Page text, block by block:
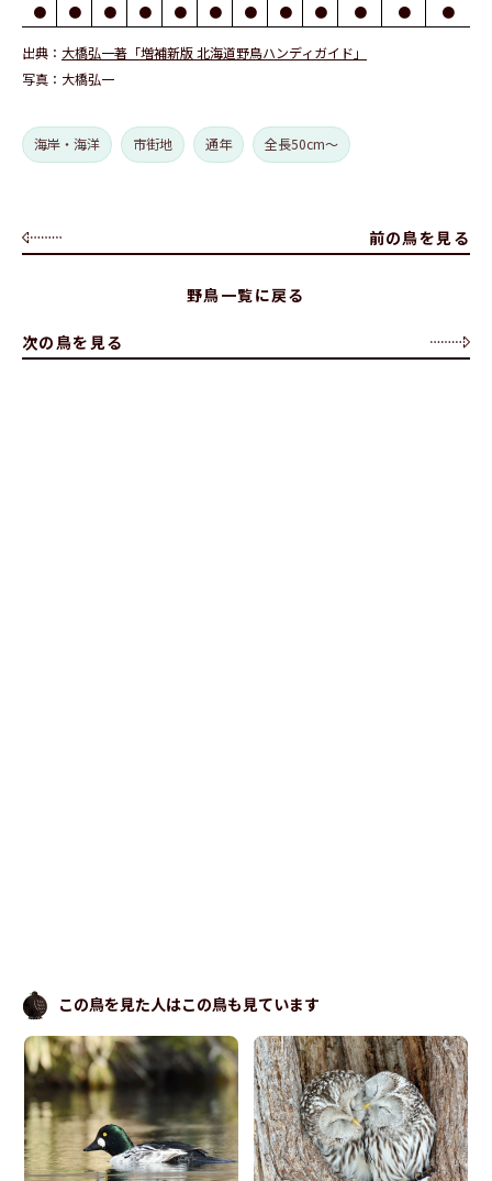
●
● ● ● ● ● ● ● ● ● ● ●
出典
大橋弘一著「増補新版 北海道野鳥ハンディガイド」
写真
大橋弘一
海岸・海洋 市街地 通年 全長50cm～
前の鳥を見る
野鳥一覧に戻る
次の鳥を見る
この鳥を見た人はこの鳥も見ています